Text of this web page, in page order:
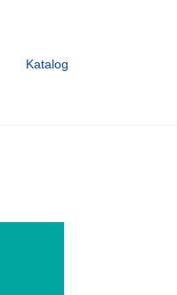
Katalog